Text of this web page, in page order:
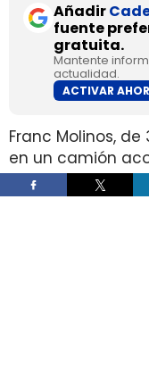
Añadir
fuente
gratuita.
Mantente
actualidad.
ACTIVAR
Franc Molinos,
en un camión
alquiler y
incorpora